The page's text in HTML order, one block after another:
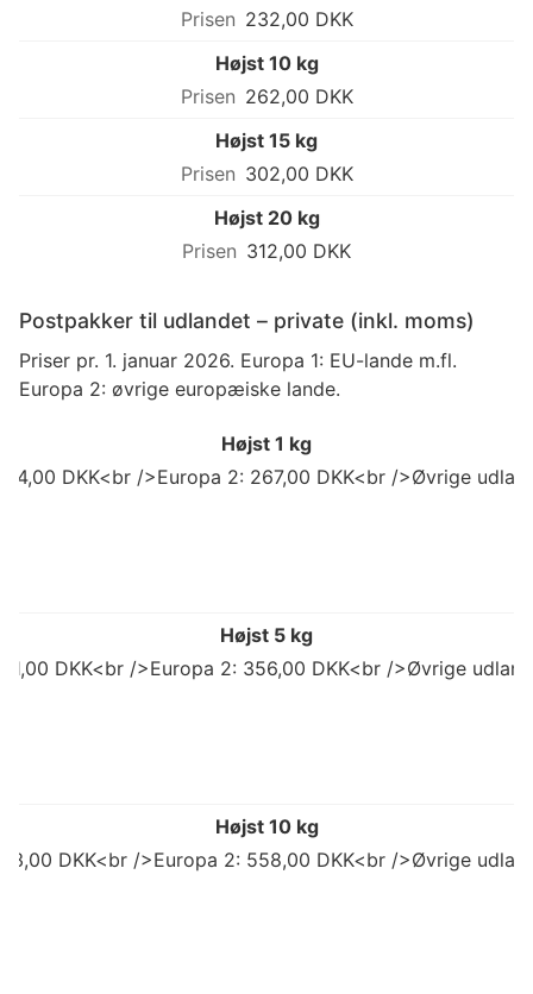
232,00 DKK
Højst 10 kg
262,00 DKK
Højst 15 kg
302,00 DKK
Højst 20 kg
312,00 DKK
Postpakker til udlandet – private (inkl. moms)
Priser pr. 1. januar 2026. Europa 1: EU-lande m.fl.
Europa 2: øvrige europæiske lande.
Højst 1 kg
DKK<br />Europa 2: 267,00 DKK<br />Øvrige
Højst 5 kg
DKK<br />Europa 2: 356,00 DKK<br />Øvrige
Højst 10 kg
DKK<br />Europa 2: 558,00 DKK<br />Øvrige